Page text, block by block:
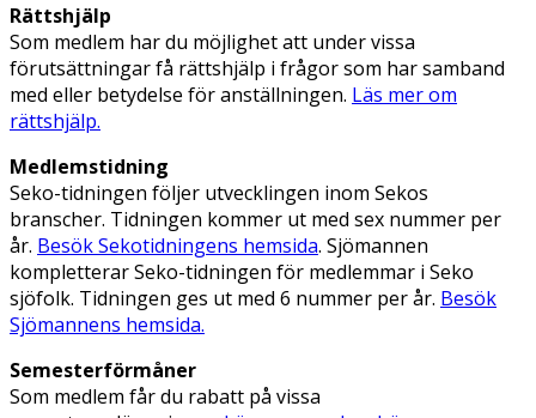
Rättshjälp
Som medlem har du möjlighet att under vissa
förutsättningar få rättshjälp i frågor som har samband
med eller betydelse för anställningen. Läs mer om
rättshjälp.
Medlemstidning
Seko-tidningen följer utvecklingen inom Sekos
branscher. Tidningen kommer ut med sex nummer per
år. Besök Sekotidningens hemsida. Sjömannen
kompletterar Seko-tidningen för medlemmar i Seko
sjöfolk. Tidningen ges ut med 6 nummer per år. Besök
Sjömannens hemsida.
Semesterförmåner
Som medlem får du rabatt på vissa